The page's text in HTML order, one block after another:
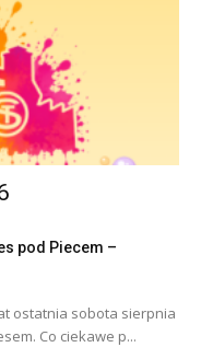
pod Piecem –
ostatnia sobota sierpnia
Co ciekawe p...